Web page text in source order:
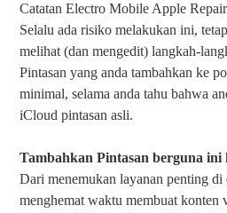
Catatan Electro Mobile Apple
Selalu ada risiko melakukan ini,
melihat (dan mengedit) langkah-
Pintasan yang anda tambahkan ke
minimal, selama anda tahu bahwa
iCloud pintasan asli.
Tambahkan Pintasan berguna ini
Dari menemukan layanan penting di
menghemat waktu membuat konten